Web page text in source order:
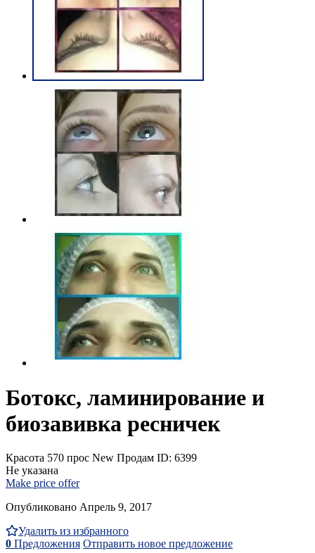
Ботокс, ламинирование и
биозавивка ресничек
Красота 570 прос New Продам ID: 6399
Не указана
Make price offer
Опубликовано Апрель 9, 2017
Удалить из избранного
0 Предложения Отправить новое предложение